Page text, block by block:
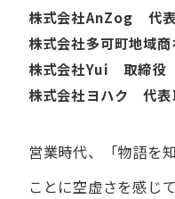
株式会社AnZog 代
株式会社多可町地域
株式会社Yui 取締役
株式会社ヨハク 代表
営業時代、​「物語を​
ことに​空虚さを​感じ